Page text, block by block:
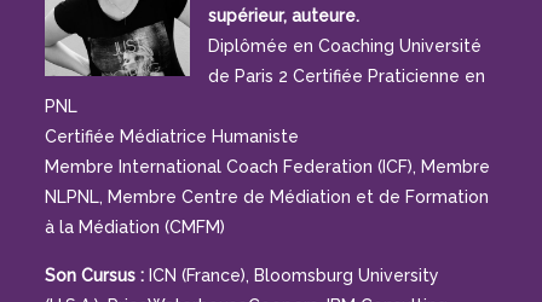
supérieur, auteure.
Diplômée en Coaching Université
de Paris 2 Certifiée Praticienne en
PNL
Certifiée Médiatrice Humaniste
Membre International Coach Federation (ICF), Membre
NLPNL, Membre Centre de Médiation et de Formation
à la Médiation (CMFM)
Son Cursus : ICN (France), Bloomsburg University